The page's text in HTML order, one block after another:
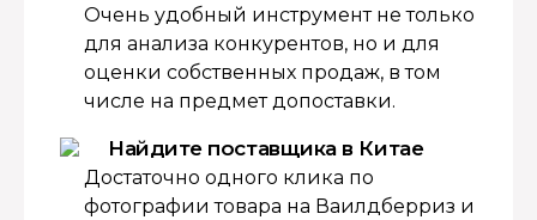
Очень удобный инструмент не только
для анализа конкурентов, но и для
оценки собственных продаж, в том
числе на предмет допоставки.
Найдите поставщика в Китае
Достаточно одного клика по
фотографии товара на Ваилдберриз и